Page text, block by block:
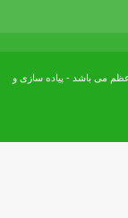
می باشد - پیاده سازی و